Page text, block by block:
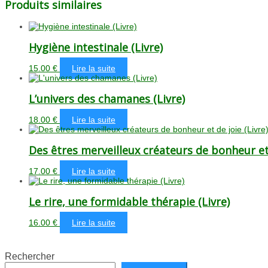
Produits similaires
Hygiène intestinale (Livre)
15.00 € Lire la suite
L’univers des chamanes (Livre)
18.00 € Lire la suite
Des êtres merveilleux créateurs de bonheur
17.00 € Lire la suite
Le rire, une formidable thérapie (Livre)
16.00 € Lire la suite
Rechercher